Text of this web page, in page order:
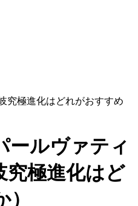
究極進化はどれがおすすめ
ールヴァティ
究極進化はど